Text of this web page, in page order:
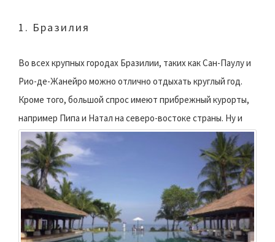
1. Бразилия
Во всех крупных городах Бразилии, таких как Сан-Паулу и
Рио-де-Жанейро можно отлично отдыхать круглый год.
Кроме того, большой спрос имеют прибрежный курорты,
например Пипа и Натал на северо-востоке страны. Ну и